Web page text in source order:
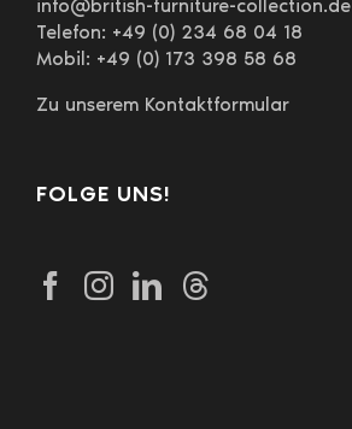
info@british-furniture-collection.de
Telefon: +49 (0) 234 68 04 18
Mobil: +49 (0) 173 398 58 68
Zu unserem Kontaktformular
FOLGE UNS!